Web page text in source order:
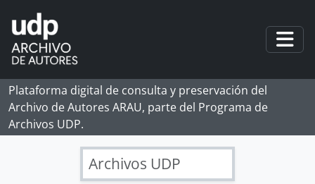
Skip to main content
Plataforma digital de consulta y preservación del
Archivo de Autores ARAU, parte del Programa de
Archivos UDP.
Archivos UDP